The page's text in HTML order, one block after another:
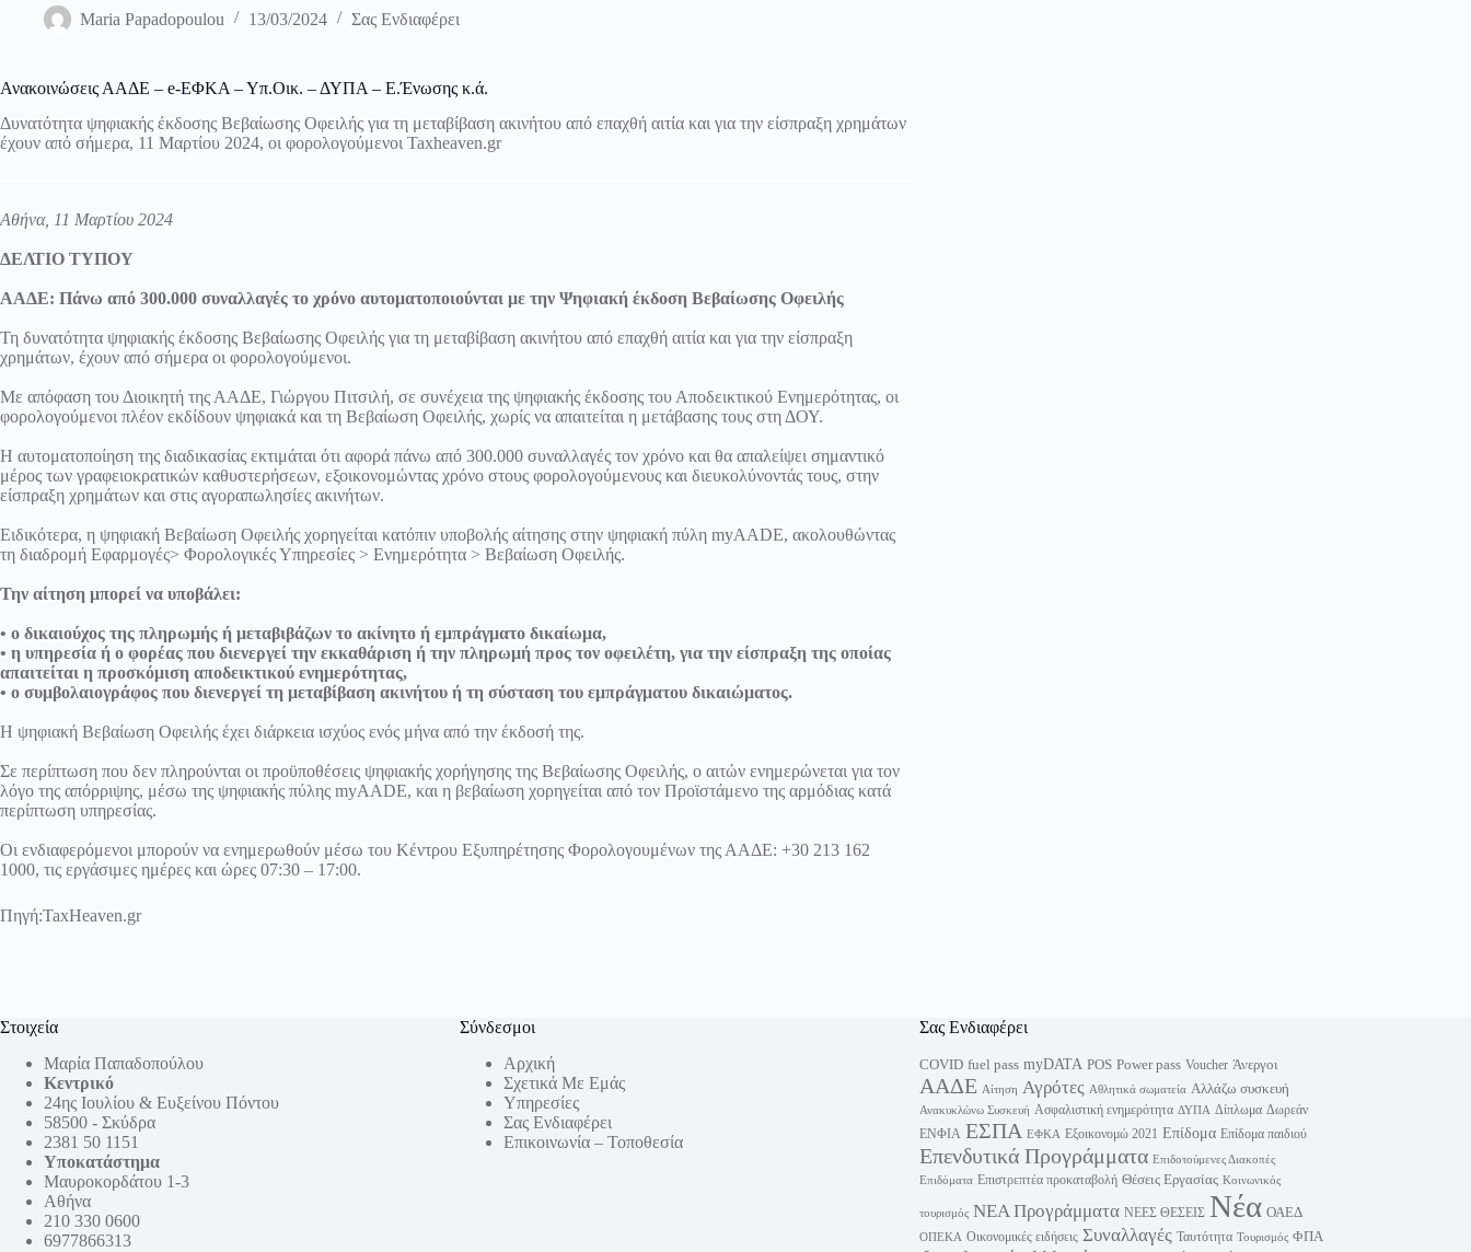
Maria Papadopoulou 13/03/2024 Σας Ενδιαφέρει
Ανακοινώσεις ΑΑΔΕ – e-ΕΦΚΑ – Υπ.Οικ. – ΔΥΠΑ – Ε.Ένωσης κ.ά.
Δυνατότητα ψηφιακής έκδοσης Βεβαίωσης Οφειλής για τη μεταβίβαση ακινήτου από επαχθή αιτία και για την είσπραξη χρημάτων
έχουν από σήμερα, 11 Μαρτίου 2024, οι φορολογούμενοι Taxheaven.gr
Αθήνα, 11 Μαρτίου 2024
ΔΕΛΤΙΟ ΤΥΠΟΥ
ΑΑΔΕ: Πάνω από 300.000 συναλλαγές το χρόνο αυτοματοποιούνται με την Ψηφιακή έκδοση Βεβαίωσης Οφειλής
Τη δυνατότητα ψηφιακής έκδοσης Βεβαίωσης Οφειλής για τη μεταβίβαση ακινήτου από επαχθή αιτία και για την είσπραξη
χρημάτων, έχουν από σήμερα οι φορολογούμενοι.
Με απόφαση του Διοικητή της ΑΑΔΕ, Γιώργου Πιτσιλή, σε συνέχεια της ψηφιακής έκδοσης του Αποδεικτικού Ενημερότητας, οι
φορολογούμενοι πλέον εκδίδουν ψηφιακά και τη Βεβαίωση Οφειλής, χωρίς να απαιτείται η μετάβασης τους στη ΔΟΥ.
Η αυτοματοποίηση της διαδικασίας εκτιμάται ότι αφορά πάνω από 300.000 συναλλαγές τον χρόνο και θα απαλείψει σημαντικό
μέρος των γραφειοκρατικών καθυστερήσεων, εξοικονομώντας χρόνο στους φορολογούμενους και διευκολύνοντάς τους, στην
είσπραξη χρημάτων και στις αγοραπωλησίες ακινήτων.
Ειδικότερα, η ψηφιακή Βεβαίωση Οφειλής χορηγείται κατόπιν υποβολής αίτησης στην ψηφιακή πύλη myAADE, ακολουθώντας
τη διαδρομή Εφαρμογές> Φορολογικές Υπηρεσίες > Ενημερότητα > Βεβαίωση Οφειλής.
Την αίτηση μπορεί να υποβάλει:
• ο δικαιούχος της πληρωμής ή μεταβιβάζων το ακίνητο ή εμπράγματο δικαίωμα,
• η υπηρεσία ή ο φορέας που διενεργεί την εκκαθάριση ή την πληρωμή προς τον οφειλέτη, για την είσπραξη της οποίας
απαιτείται η προσκόμιση αποδεικτικού ενημερότητας,
• ο συμβολαιογράφος που διενεργεί τη μεταβίβαση ακινήτου ή τη σύσταση του εμπράγματου δικαιώματος.
Η ψηφιακή Βεβαίωση Οφειλής έχει διάρκεια ισχύος ενός μήνα από την έκδοσή της.
Σε περίπτωση που δεν πληρούνται οι προϋποθέσεις ψηφιακής χορήγησης της Βεβαίωσης Οφειλής, ο αιτών ενημερώνεται για τον
λόγο της απόρριψης, μέσω της ψηφιακής πύλης myAADE, και η βεβαίωση χορηγείται από τον Προϊστάμενο της αρμόδιας κατά
περίπτωση υπηρεσίας.
Οι ενδιαφερόμενοι μπορούν να ενημερωθούν μέσω του Κέντρου Εξυπηρέτησης Φορολογουμένων της ΑΑΔΕ: +30 213 162
1000, τις εργάσιμες ημέρες και ώρες 07:30 – 17:00.
Πηγή:TaxHeaven.gr
Στοιχεία
Μαρία Παπαδοπούλου
Κεντρικό
24ης Ιουλίου & Ευξείνου Πόντου
58500 - Σκύδρα
2381 50 1151
Υποκατάστημα
Μαυροκορδάτου 1-3
Αθήνα
210 330 0600
6977866313
Σύνδεσμοι
Αρχική
Σχετικά Με Εμάς
Υπηρεσίες
Σας Ενδιαφέρει
Επικοινωνία – Τοποθεσία
Σας Ενδιαφέρει
COVID fuel pass myDATA POS Power pass Voucher Άνεργοι
ΑΑΔΕ Αίτηση Αγρότες Αθλητικά σωματεία Αλλάζω συσκευή
Ανακυκλώνω Συσκευή Ασφαλιστική ενημερότητα ΔΥΠΑ Δίπλωμα Δωρεάν
ΕΝΦΙΑ ΕΣΠΑ ΕΦΚΑ Εξοικονομώ 2021 Επίδομα Επίδομα παιδιού
Επενδυτικά Προγράμματα Επιδοτούμενες Διακοπές
Επιδόματα Επιστρεπτέα προκαταβολή Θέσεις Εργασίας Κοινωνικός
τουρισμός ΝΕΑ Προγράμματα ΝΕΕΣ ΘΕΣΕΙΣ Νέα ΟΑΕΔ
ΟΠΕΚΑ Οικονομικές ειδήσεις Συναλλαγές Ταυτότητα Τουρισμός ΦΠΑ